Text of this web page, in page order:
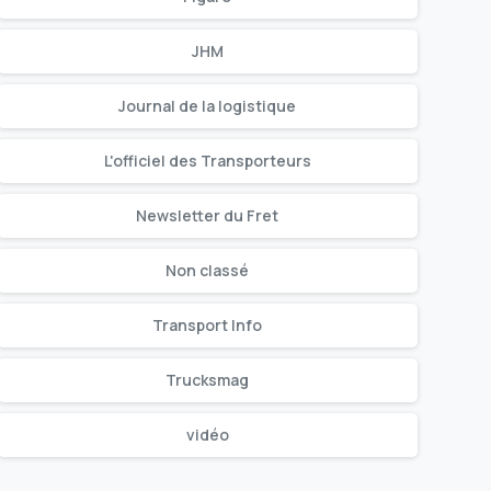
JHM
Journal de la logistique
L'officiel des Transporteurs
Newsletter du Fret
Non classé
Transport Info
Trucksmag
vidéo